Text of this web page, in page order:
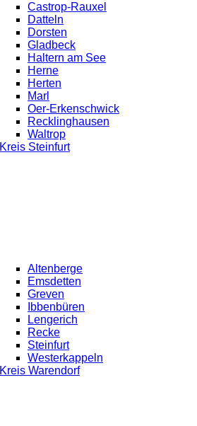
Castrop-Rauxel
Datteln
Dorsten
Gladbeck
Haltern am See
Herne
Herten
Marl
Oer-Erkenschwick
Recklinghausen
Waltrop
Kreis Steinfurt
Altenberge
Emsdetten
Greven
Ibbenbüren
Lengerich
Recke
Steinfurt
Westerkappeln
Kreis Warendorf